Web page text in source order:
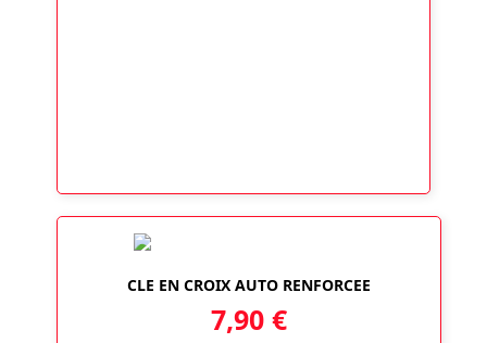
CLE EN CROIX AUTO RENFORCEE
7,90 €